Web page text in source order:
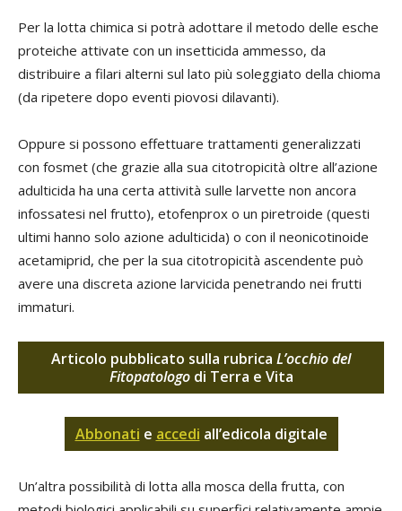
Per la lotta chimica si potrà adottare il metodo delle esche
proteiche attivate con un insetticida ammesso, da
distribuire a filari alterni sul lato più soleggiato della chioma
(da ripetere dopo eventi piovosi dilavanti).
Oppure si possono effettuare trattamenti generalizzati
con fosmet (che grazie alla sua citotropicità oltre all’azione
adulticida ha una certa attività sulle larvette non ancora
infossatesi nel frutto), etofenprox o un piretroide (questi
ultimi hanno solo azione adulticida) o con il neonicotinoide
acetamiprid, che per la sua citotropicità ascendente può
avere una discreta azione larvicida penetrando nei frutti
immaturi.
Articolo pubblicato sulla rubrica L’occhio del
Fitopatologodi Terra e Vita
Abbonati e accedi all’edicola digitale
Un’altra possibilità di lotta alla mosca della frutta, con